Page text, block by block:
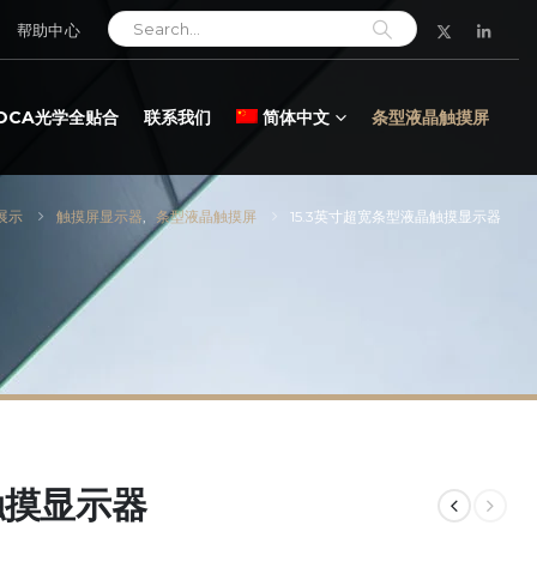
帮助中心
光学全贴合 联系我们 简体中文 条型液晶触摸屏
示 触摸屏显示器, 条型液晶触摸屏 15.3英寸超宽条型液晶触摸显示器
显示器